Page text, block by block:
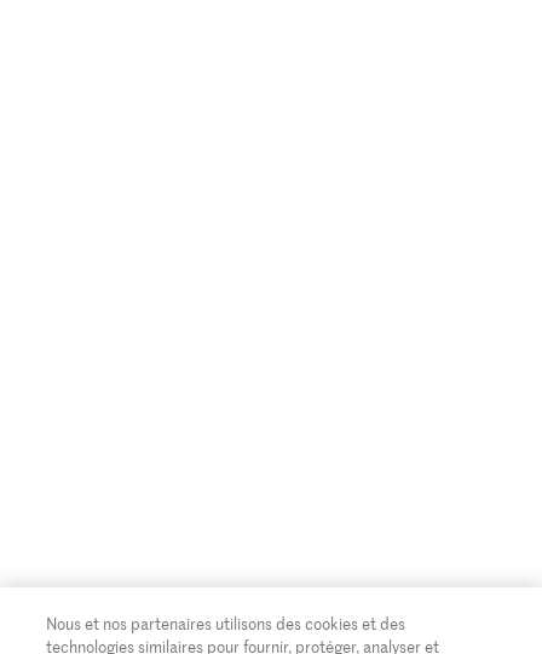
Nous et nos partenaires utilisons des cookies et des
technologies similaires pour fournir, protéger, analyser et